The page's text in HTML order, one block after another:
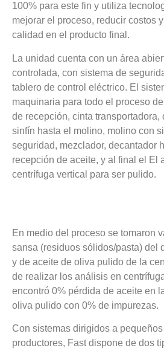
100% para este fin y utiliza
mejorar el proceso, reducir costos
calidad en el producto final.
La unidad cuenta con un área
controlada, con sistema de
tablero de control eléctrico. El
maquinaria para todo el proceso
de recepción, cinta transportadora,
sinfín hasta el molino, molino con
seguridad, mezclador, decantador
recepción de aceite, y al final el El
centrífuga vertical para ser pulido.
En medio del proceso se tomaron
sansa (residuos sólidos/pasta) del
y de aceite de oliva pulido de la
de realizar los análisis en
encontró 0% pérdida de aceite en
oliva pulido con 0% de impurezas.
Con sistemas dirigidos a
productores, Fast dispone de dos